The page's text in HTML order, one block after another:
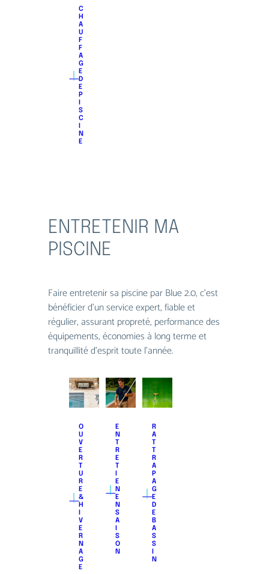
｜
C
H
A
U
F
F
A
G
E
D
E
P
S
C
N
E
ENTRETENIR MA
PISCINE
Faire entretenir sa piscine par Blue 2.0, c’est
bénéﬁcier d’un service expert, ﬁable et
régulier, assurant propreté, performance des
équipements, économies à long terme et
tranquillité d’esprit toute l’année.
｜
O
U
V
E
R
T
U
R
E
&
H
V
E
R
N
A
G
E
｜
E
N
T
R
E
T
E
N
E
N
S
A
S
O
N
｜
R
A
T
T
R
A
P
A
G
E
D
E
B
A
S
S
N